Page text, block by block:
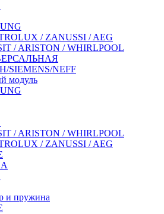
/ ZANUSSI / AEG
/ ARISTON / WHIRLPOOL
SIEMENS/NEFF
модуль
/ ARISTON / WHIRLPOOL
/ ZANUSSI / AEG
и пружина